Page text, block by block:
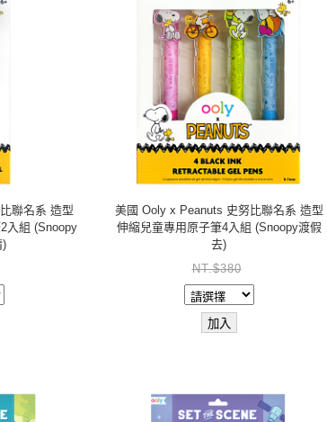
聯名系 造型
入組 (Snoopy
)
美國 Ooly x Peanuts 史努比聯名系 造型
伸縮兒童專用原子筆4入組 (Snoopy渡假
去)
NT.$380